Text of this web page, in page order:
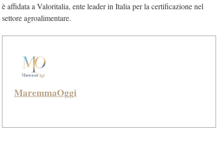
è affidata a Valoritalia, ente leader in Italia per la certificazione nel
settore agroalimentare.
MaremmaOggi